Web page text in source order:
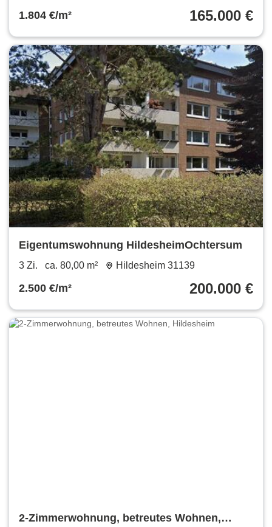
1.804 €/m² 165.000 €
Eigentumswohnung HildesheimOchtersum
3 Zi. ca. 80,00 m² Hildesheim 31139
2.500 €/m² 200.000 €
2-Zimmerwohnung, betreutes Wohnen,